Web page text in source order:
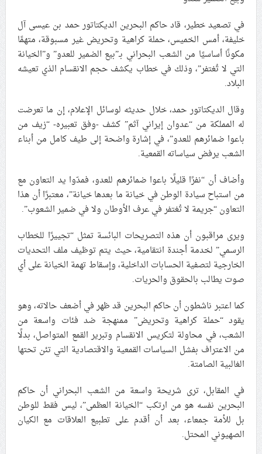
ممارسة الشعائر الحسينيّة هو في حقيقته محاربة لقضيّة
الإمام الحسين «ع»
لجنة مراسم الوداع والتشييع ومواراة الجثمان للإمام الشهيد
السيّد علي الحسيني الخامنئي تنشر تفاصيل التشييع في
في تصعيد خطير، قاد حاكم البحرين الديكتاتور حمد بن عيسى آل
خليفة، أمس الخميس، حملة كراهية وتحريض غير مسبوقة، متهمًا
مكونًا أساسيًا من الشعب البحراني بـ”بيع الضمير للعدو” و”الخيانة
التي لا تُغتفر”، وذلك في خطاب يكشف حجم الانقسام الذي تعيشه
البلاد.
وقال الديكتاتور حمد، خلال حديثه لوسائل الإعلام، إن ما تعرضت
له المملكة من “عدوان إيراني آثم” كشف -وفق تعبيره- “زيف من
باعوا ضمائرهم للعدو”، في إشارة واضحة إلى طيف كامل من أبناء
الشعب يرفض سياساته القمعية.
وأضاف أن “نفرًا قليلًا باعوا ضمائرهم للعدو، فمدّوا يد التعاون مع
من استباح سيادة الوطن في خيانة ما بعدها خيانة”، معتبرًا أن هذا
التعاون “جريمة لا تُغتفر في عرف الأوطان ولا في ضمير الشعوب”.
ويرى مراقبون أن هذه التصريحات البائسة تمثل “تجييرًا للخطاب
الرسمي” لخدمة أجندة انتقامية، حيث يتم توظيف ملف التحديات
الخارجية لتصفية الحسابات الداخلية، وإسقاط تهمة الخيانة على أي
صوت يطالب بالحقوق والحريات.
كما اعتبر ناشطون أن حاكم البحرين قد ظهر في أضعف حالاته، وهو
يقود “حملة كراهية وتحريض” ممنهجة ضد فئات واسعة من
الشعب، في محاولة لتكريس الانقسام وتبرير القمع المتواصل، بدلًا
من الاعتراف بفشل السياسات القمعية والاقتصادية التي تئن تحتها
الغالبية الصامتة.
في المقابل، ترى شريحة واسعة من الشعب البحراني أن حاكم
البحرين نفسه هو من ارتكب “الخيانة العظمى”، ليس فقط للوطن
بل للأمة جمعاء، بعد أن أقدم على تطبيع العلاقات مع الكيان
الصهيوني المحتل.